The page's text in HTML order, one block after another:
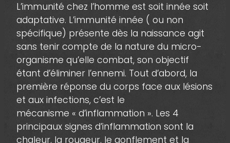
L’immunité chez l’homme est soit innée soit
adaptative. L’immunité innée ( ou non
spécifique) présente dès la naissance agit
sans tenir compte de la nature du micro-
organisme qu’elle combat, son objectif
étant d’éliminer l’ennemi. Tout d’abord, la
première réponse du corps face aux lésions
et aux infections, c’est le
mécanisme « d’inflammation ». Les 4
principaux signes d’inflammation sont la
chaleur, la rougeur, le gonflement et la